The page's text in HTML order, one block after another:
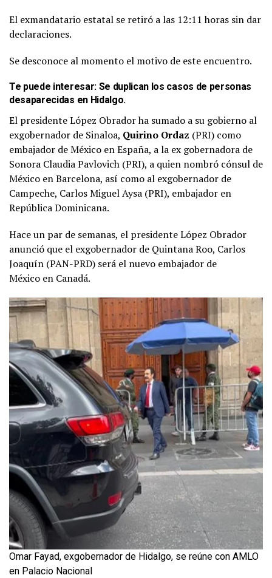
El exmandatario estatal se retiró a las 12:11 horas sin dar
declaraciones.
Se desconoce al momento el motivo de este encuentro.
Te puede interesar: Se duplican los casos de personas
desaparecidas en Hidalgo.
El presidente López Obrador ha sumado a su gobierno al
exgobernador de Sinaloa, Quirino Ordaz (PRI) como
embajador de México en España, a la ex gobernadora de
Sonora Claudia Pavlovich (PRI), a quien nombró cónsul de
México en Barcelona, así como al exgobernador de
Campeche, Carlos Miguel Aysa (PRI), embajador en
República Dominicana.
Hace un par de semanas, el presidente López Obrador
anunció que el exgobernador de Quintana Roo, Carlos
Joaquín (PAN-PRD) será el nuevo embajador de
México en Canadá.
Omar Fayad, exgobernador de Hidalgo, se reúne con AMLO
en Palacio Nacional